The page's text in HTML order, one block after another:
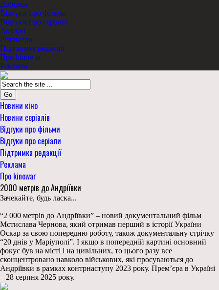
Добірки
Відгуки про фільми
Відгуки про серіали
Актори
Режисери
Підтримка редакції
Про kinowar
Реклама
Go
Новини кіно
Новини серіалів
Відгуки про фільми
Відгуки про серіали
Підтримка редакції
Реклама
Про kinowar
2000 метрів до Андріївки
Зачекайте, будь ласка...
“2 000 метрів до Андріївки” – новий документальний фільм
Мстислава Чернова, який отримав перший в історії України
Оскар за свою попередню роботу, також документальну стрічку
“20 днів у Маріуполі”. І якщо в попередній картині основний
фокус був на місті і на цивільних, то цього разу все
сконцентровано навколо військових, які просуваються до
Андріївки в рамках контрнаступу 2023 року. Прем’єра в Україні
– 28 серпня 2025 року.